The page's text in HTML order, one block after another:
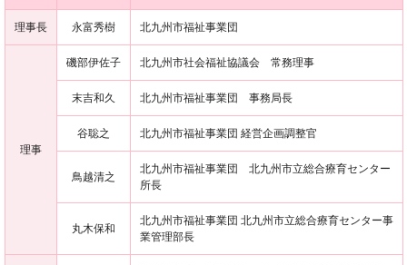
理事長 永富秀樹 北九州市福祉事業団
理事
磯部伊佐子 北九州市社会福祉協議会 常務理事
末吉和久 北九州市福祉事業団 事務局長
谷聡之 北九州市福祉事業団 経営企画調整官
鳥越清之
北九州市福祉事業団 北九州市立総合療育センター
所長
丸木保和
北九州市福祉事業団 北九州市立総合療育センター事
業管理部長